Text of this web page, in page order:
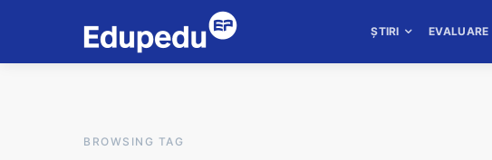
ȘTIRI
BROWSING TAG